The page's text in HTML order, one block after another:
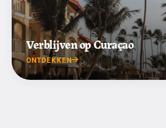
Verblijven op Curaçao
ONTDEKKEN